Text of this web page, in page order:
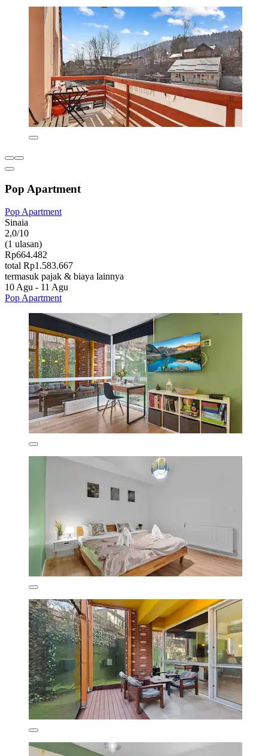
Pop Apartment
Pop Apartment
Sinaia
2,0/10
(1 ulasan)
Rp664.482
total Rp1.583.667
termasuk pajak & biaya lainnya
10 Agu - 11 Agu
Pop Apartment